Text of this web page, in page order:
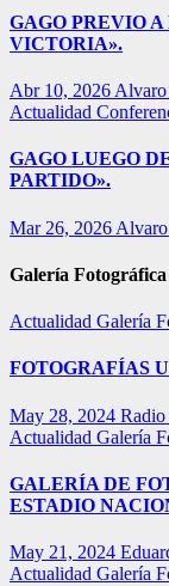
GAGO PREVIO
VICTORIA».
Abr 10, 2026 Alvaro
Actualidad
GAGO LUEGO
PARTIDO».
Mar 26, 2026 Alvaro
Galería Fotográfica
Actualidad Galería
FOTOGRAFÍAS
May 28, 2024
Actualidad Galería
GALERÍA DE
ESTADIO
May 21, 2024
Actualidad Galería